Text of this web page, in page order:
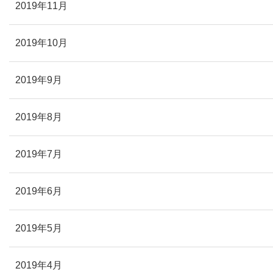
2019年11月
2019年10月
2019年9月
2019年8月
2019年7月
2019年6月
2019年5月
2019年4月